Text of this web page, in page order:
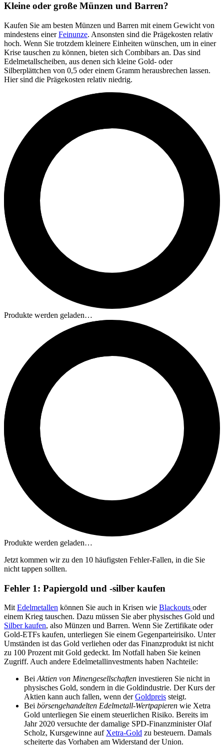
Kleine oder große Münzen und Barren?
Kaufen Sie am besten Münzen und Barren mit einem Gewicht von
mindestens einerFeinunze. Ansonsten sind die Prägekosten relativ
hoch. Wenn Sie trotzdem kleinere Einheiten wünschen, um in einer
Krise tauschen zu können, bieten sich Combibars an. Das sind
Edelmetallscheiben, aus denen sich kleine Gold- oder
Silberplättchen von 0,5 oder einem Gramm herausbrechen lassen.
Hier sind die Prägekosten relativ niedrig.
Produkte werden geladen…
Produkte werden geladen…
Jetzt kommen wir zu den 10 häufigsten Fehler-Fallen, in die Sie
nicht tappen sollten.
Fehler 1: Papiergold und -silber kaufen
Mit Edelmetallen können Sie auch in Krisen wie Blackouts oder
einem Krieg tauschen. Dazu müssen Sie aber physisches Gold und
Silber kaufen, also Münzen und Barren. Wenn Sie Zertifikate oder
Gold-ETFs kaufen, unterliegen Sie einem Gegenparteirisiko. Unter
Umständen ist das Gold verliehen oder das Finanzprodukt ist nicht
zu 100 Prozent mit Gold gedeckt. Im Notfall haben Sie keinen
Zugriff. Auch andere Edelmetallinvestments haben Nachteile:
Bei Aktien von Minengesellschaften investieren Sie nicht in
physisches Gold, sondern in die Goldindustrie. Der Kurs der
Aktien kann auch fallen, wenn derGoldpreis steigt.
Bei börsengehandelten Edelmetall-Wertpapieren wie Xetra
Gold unterliegen Sie einem steuerlichen Risiko. Bereits im
Jahr 2020 versuchte der damalige SPD-Finanzminister Olaf
Scholz, Kursgewinne auf Xetra-Gold zu besteuern. Damals
scheiterte das Vorhaben am Widerstand der Union.